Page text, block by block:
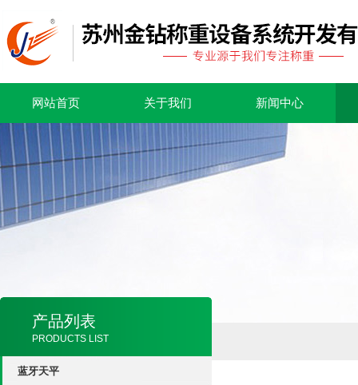
网站首页 关于我们 新闻中心
产品列表
PRODUCTS LIST
蓝牙天平